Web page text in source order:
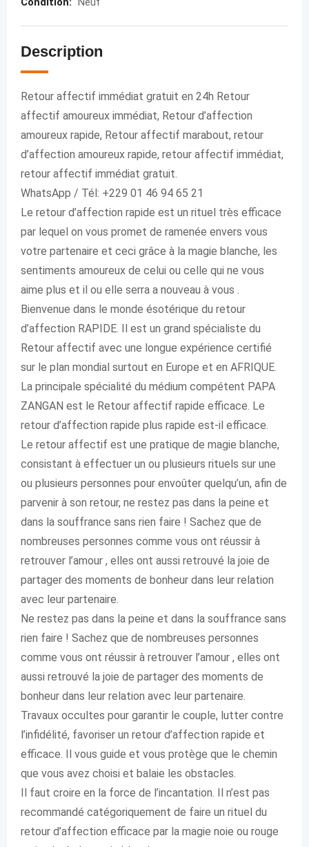
Description
Retour affectif immédiat gratuit en 24h Retour
affectif amoureux immédiat, Retour d’affection
amoureux rapide, Retour affectif marabout, retour
d’affection amoureux rapide, retour affectif immédiat,
retour affectif immédiat gratuit.
WhatsApp / Tél: +229 01 46 94 65 21
Le retour d’affection rapide est un rituel très efficace
par lequel on vous promet de ramenée envers vous
votre partenaire et ceci grâce à la magie blanche, les
sentiments amoureux de celui ou celle qui ne vous
aime plus et il ou elle serra a nouveau à vous .
Bienvenue dans le monde ésotérique du retour
d’affection RAPIDE. Il est un grand spécialiste du
Retour affectif avec une longue expérience certifié
sur le plan mondial surtout en Europe et en AFRIQUE.
La principale spécialité du médium compétent PAPA
ZANGAN est le Retour affectif rapide efficace. Le
retour d’affection rapide plus rapide est-il efficace.
Le retour affectif est une pratique de magie blanche,
consistant à effectuer un ou plusieurs rituels sur une
ou plusieurs personnes pour envoûter quelqu’un, afin de
parvenir à son retour, ne restez pas dans la peine et
dans la souffrance sans rien faire ! Sachez que de
nombreuses personnes comme vous ont réussir à
retrouver l’amour , elles ont aussi retrouvé la joie de
partager des moments de bonheur dans leur relation
avec leur partenaire.
Ne restez pas dans la peine et dans la souffrance sans
rien faire ! Sachez que de nombreuses personnes
comme vous ont réussir à retrouver l’amour , elles ont
aussi retrouvé la joie de partager des moments de
bonheur dans leur relation avec leur partenaire.
Travaux occultes pour garantir le couple, lutter contre
l’infidélité, favoriser un retour d’affection rapide et
efficace. Il vous guide et vous protège que le chemin
que vous avez choisi et balaie les obstacles.
Il faut croire en la force de l’incantation. Il n’est pas
recommandé catégoriquement de faire un rituel du
retour d’affection efficace par la magie noie ou rouge